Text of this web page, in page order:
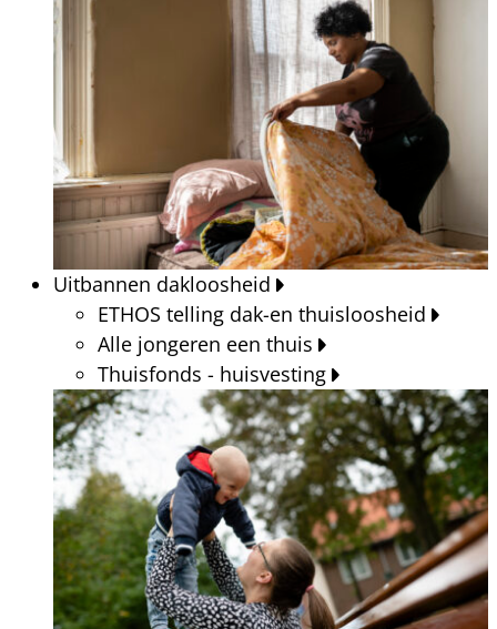
Uitbannen dakloosheid
ETHOS telling dak-en thuisloosheid
Alle jongeren een thuis
Thuisfonds - huisvesting